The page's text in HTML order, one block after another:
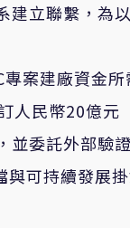
立聯繫，為
案建廠資金
人民幣20億
委託外部驗
可持續發展